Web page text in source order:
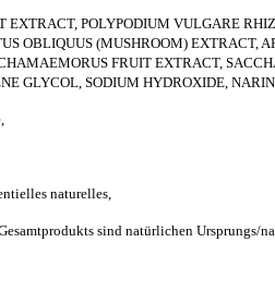
POLYPODIUM VULGARE
OBLIQUUS (MUSHROOM) EXTRACT,
FRUIT EXTRACT,
GLYCOL, SODIUM HYDROXIDE,
naturelles,
sind natürlichen Ursprungs/